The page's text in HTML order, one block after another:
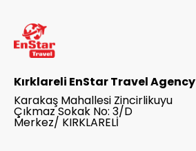
Kırklareli EnStar Travel Agency
Karakaş Mahallesi Zincirlikuyu
Çıkmaz Sokak No: 3/D
Merkez/ KIRKLARELİ